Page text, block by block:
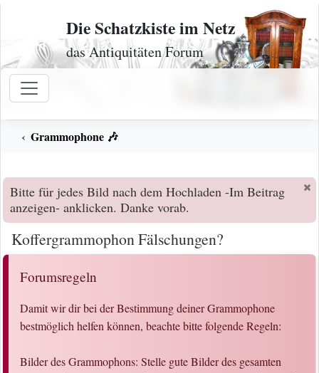
Zum Inhalt
Die Schatzkiste im Netz
das Antiquitäten Forum
Grammophone 🎶
Bitte für jedes Bild nach dem Hochladen -Im Beitrag
anzeigen- anklicken. Danke vorab.
Koffergrammophon Fälschungen?
Forumsregeln
Damit wir dir bei der Bestimmung deiner Grammophone
bestmöglich helfen können, beachte bitte folgende Regeln:
Bilder des Grammophons: Stelle gute Bilder des gesamten